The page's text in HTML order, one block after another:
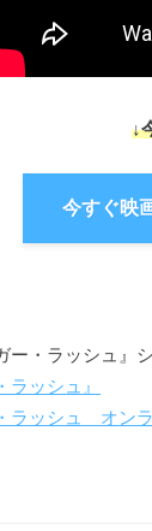
↓
今すぐ映
・ラッシュ』
ラッシュ』
ラッシュ オンラ